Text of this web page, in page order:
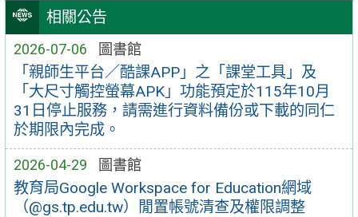
相關公告
2026-07-06 圖書館
「親師生平台／酷課APP」之「課堂工具」及
「大尺寸觸控螢幕APK」功能預定於115年10月
31日停止服務，請需進行資料備份或下載的同仁
於期限內完成。
2026-04-29 圖書館
教育局Google Workspace for Education網域
（@gs.tp.edu.tw）閒置帳號清查及權限調整